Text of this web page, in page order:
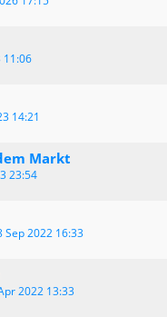
11:06
14:21
Markt
23:54
Sep 2022 16:33
2022 13:33